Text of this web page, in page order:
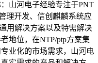
山河电子经验专注于PNT
理开发、信创麒麟系统应
用解决方案以及特需解决
地位，在NTP/ptp方案集
业化的市场需求，山河电